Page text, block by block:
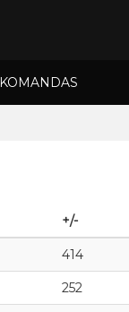
KOMANDAS
+/-
414
252